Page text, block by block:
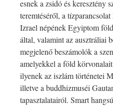
esnek a zsidó és keresztény
teremtéséről, a
Izrael népének Egyiptom
által, valamint az ausztráliai
megjelenő beszámolók a
amelyekkel a föld
ilyenek az iszlám történetei
illetve a buddhizmuséi
tapasztalatairól. Smart